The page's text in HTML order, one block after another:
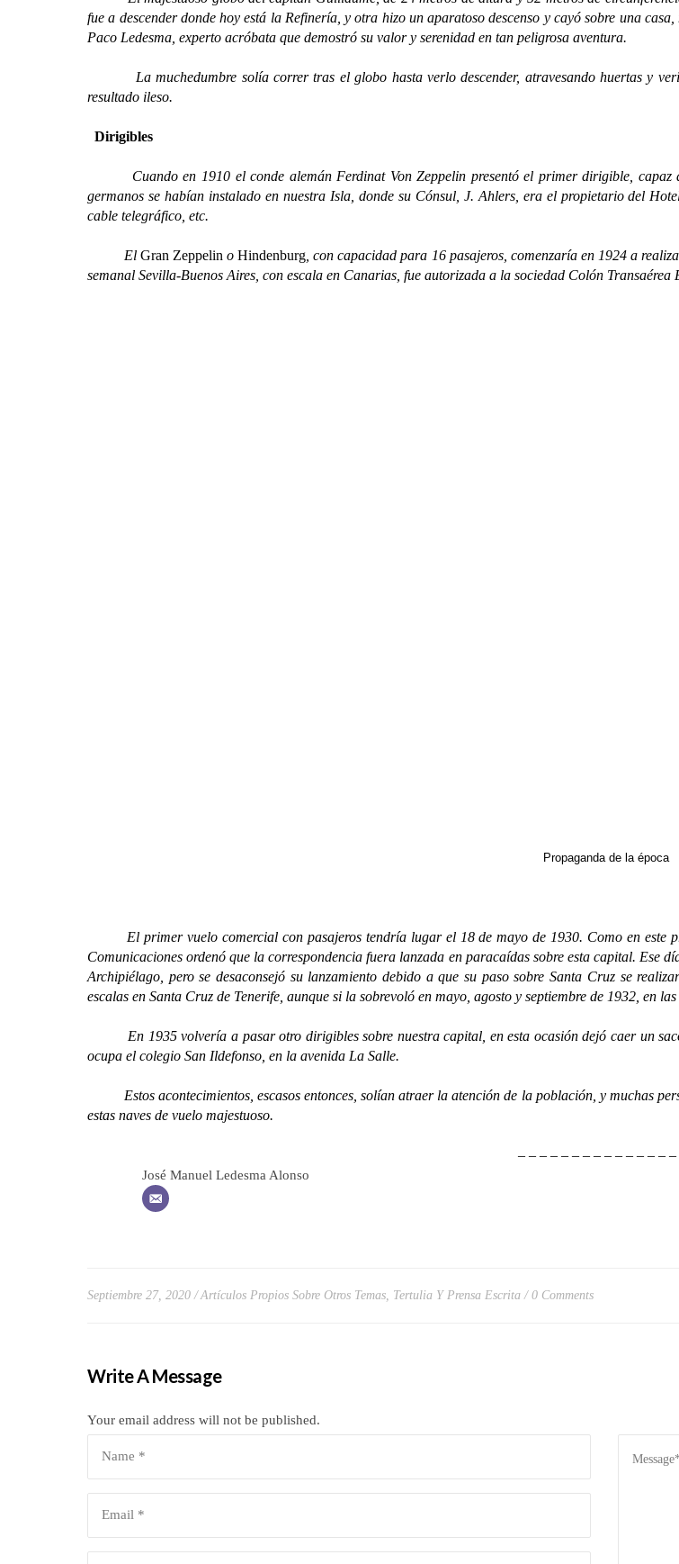
fue a descender donde hoy está la Refinería, y otra hizo un aparatoso descenso y cayó sobre una
Paco Ledesma, experto acróbata que demostró su valor y serenidad en tan peligrosa aventura.
La muchedumbre solía correr tras el globo hasta verlo descender, atravesando huertas y
resultado ileso.
Dirigibles
Cuando en 1910 el conde alemán Ferdinat Von Zeppelin presentó el primer dirigible, capaz
germanos se habían instalado en nuestra Isla, donde su Cónsul, J. Ahlers, era el propietario del
cable telegráfico, etc.
El Gran Zeppelin oHindenburg , con capacidad para 16 pasajeros, comenzaría en 1924 a
semanal Sevilla-Buenos Aires, con escala en Canarias, fue autorizada a la sociedad Colón
Propaganda de la época
El primer vuelo comercial con pasajeros tendría lugar el 18 de mayo de 1930. Como en este
Comunicaciones ordenó que la correspondencia fuera lanzada en paracaídas sobre esta capital. Ese
Archipiélago, pero se desaconsejó su lanzamiento debido a que su paso sobre Santa Cruz se
escalas en Santa Cruz de Tenerife, aunque si la sobrevoló en mayo, agosto y septiembre de 1932, en
En 1935 volvería a pasar otro dirigibles sobre nuestra capital, en esta ocasión dejó caer un
ocupa el colegio San Ildefonso, en la avenida La Salle.
Estos acontecimientos, escasos entonces, solían atraer la atención de la población, y muchas
estas naves de vuelo majestuoso.
– – – – – – – – – – – – – – –
José Manuel Ledesma Alonso
Septiembre 27, 2020 Artículos Propios Sobre Otros Temas Tertulia Y Prensa Escrita 0 Comments
Write A Message
Your email address will not be published.